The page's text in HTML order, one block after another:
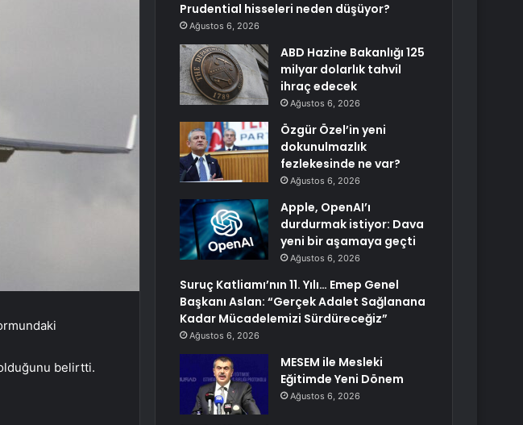
belirtti.
Prudential hisseleri neden düşüyor?
Ağustos 6, 2026
ABD Hazine Bakanlığı 125
milyar dolarlık tahvil
ihraç edecek
Ağustos 6, 2026
Özgür Özel’in yeni
dokunulmazlık
fezlekesinde ne var?
Ağustos 6, 2026
Apple, OpenAI’ı
durdurmak istiyor: Dava
yeni bir aşamaya geçti
Ağustos 6, 2026
Suruç Katliamı’nın 11. Yılı… Emep Genel
Başkanı Aslan: “Gerçek Adalet Sağlanana
Kadar Mücadelemizi Sürdüreceğiz”
Ağustos 6, 2026
MESEM ile Mesleki
Eğitimde Yeni Dönem
Ağustos 6, 2026